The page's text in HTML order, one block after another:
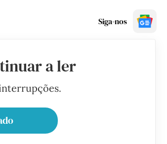
Siga-nos
a ler